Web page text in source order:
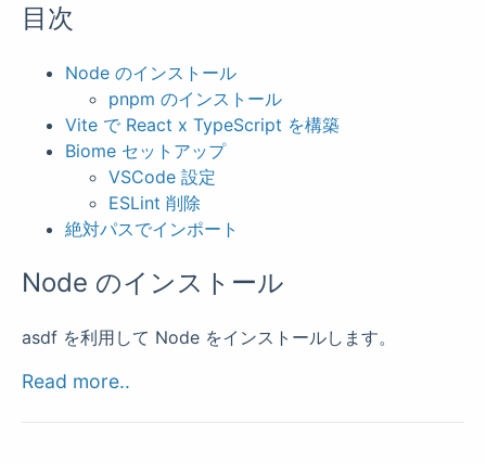
目次
Node のインストール
pnpm のインストール
Vite で React x TypeScript を構築
Biome セットアップ
VSCode 設定
ESLint 削除
絶対パスでインポート
Node のインストール
asdf を利用して Node をインストールします。
Read more..